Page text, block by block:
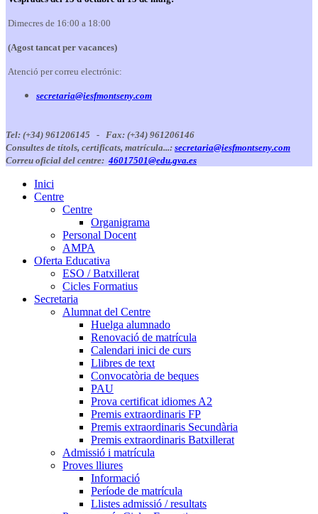
Dimecres de 16:00 a 18:00
(Agost tancat per vacances)
Atenció per correu electrónic:
secretaria@iesfmontseny.com
Tel: (+34) 961206145 - Fax: (+34) 961206146
Consultes de títols, certificats, matrícula...: secretaria@iesfmontseny.com
Correu oficial del centre: 46017501@edu.gva.es
Inici
Centre
Centre
Organigrama
Personal Docent
AMPA
Oferta Educativa
ESO / Batxillerat
Cicles Formatius
Secretaria
Alumnat del Centre
Huelga alumnado
Renovació de matrícula
Calendari inici de curs
Llibres de text
Convocatòria de beques
PAU
Prova certificat idiomes A2
Premis extraordinaris FP
Premis extraordinaris Secundària
Premis extraordinaris Batxillerat
Admissió i matrícula
Proves lliures
Informació
Període de matrícula
Llistes admissió / resultats